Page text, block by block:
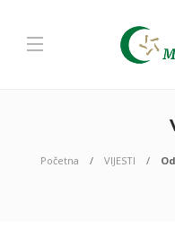
Početna VIJESTI